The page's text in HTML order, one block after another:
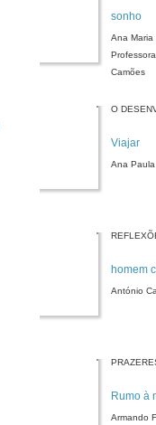
sonho
Ana Maria
Camões
O
Viajar
Ana
homem
António
Rumo à
Armando